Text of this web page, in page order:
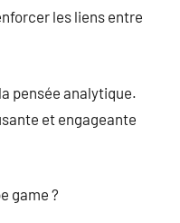
les liens entre
pensée analytique.
et engageante
game ?